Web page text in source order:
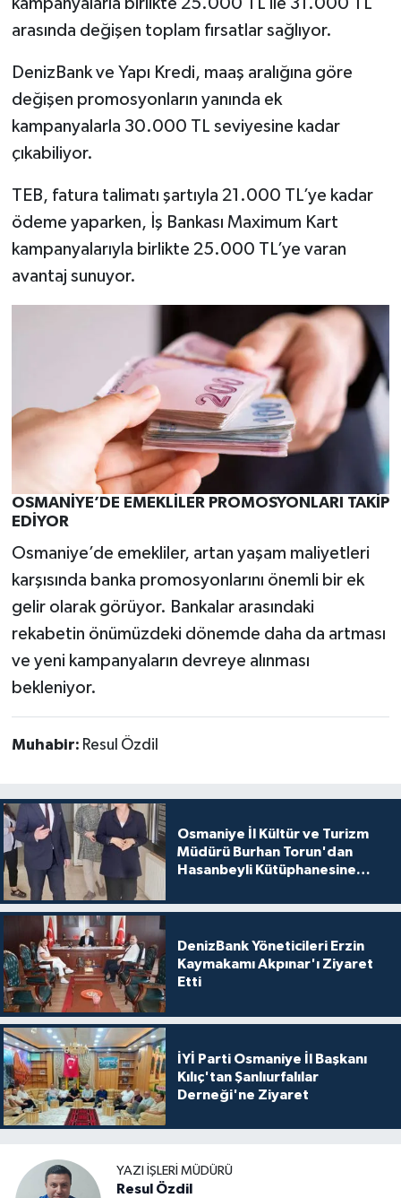
kampanyalarla birlikte 25.000 TL ile 31.000 TL
arasında değişen toplam fırsatlar sağlıyor.
DenizBank ve Yapı Kredi, maaş aralığına göre
değişen promosyonların yanında ek
kampanyalarla 30.000 TL seviyesine kadar
çıkabiliyor.
TEB, fatura talimatı şartıyla 21.000 TL’ye kadar
ödeme yaparken, İş Bankası Maximum Kart
kampanyalarıyla birlikte 25.000 TL’ye varan
avantaj sunuyor.
OSMANİYE’DE EMEKLİLER PROMOSYONLARI TAKİP
EDİYOR
Osmaniye’de emekliler, artan yaşam maliyetleri
karşısında banka promosyonlarını önemli bir ek
gelir olarak görüyor. Bankalar arasındaki
rekabetin önümüzdeki dönemde daha da artması
ve yeni kampanyaların devreye alınması
bekleniyor.
Muhabir: Resul Özdil
Osmaniye İl Kültür ve Turizm
Müdürü Burhan Torun'dan
Hasanbeyli Kütüphanesine
DenizBank Yöneticileri Erzin
Kaymakamı Akpınar'ı Ziyaret
Etti
İYİ Parti Osmaniye İl Başkanı
Kılıç'tan Şanlıurfalılar
Derneği'ne Ziyaret
YAZI İŞLERI MÜDÜRÜ
Resul Özdil